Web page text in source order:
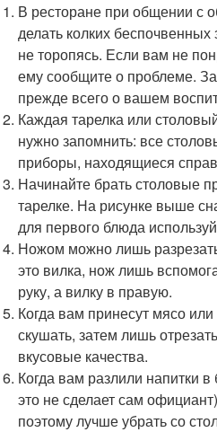
В ресторане при общении с
делать колких
не торопясь. Если вам не
ему сообщите о проблеме.
прежде всего о вашем
Каждая тарелка или
нужно запомнить: все
приборы, находящиеся
Начинайте брать столовые
тарелке. На рисунке выше
для первого блюда
Ножом можно лишь
это вилка, нож лишь
руку, а вилку в правую.
Когда вам принесут мясо
скушать, затем лишь
вкусовые качества.
Когда вам разлили напитки
это не сделает сам
поэтому лучше убрать со